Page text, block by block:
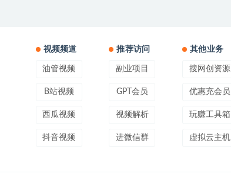
视频频道
油管视频
B站视频
西瓜视频
抖音视频
推荐访问
副业项目
GPT会员
视频解析
进微信群
其他业务
搜网创资源
优惠充会员
玩赚工具箱
虚拟云主机